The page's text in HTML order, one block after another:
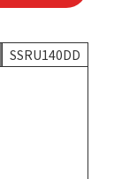
SSRU140DD